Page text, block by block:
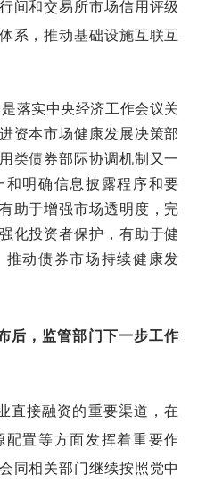
间和交易所市场信用评级
系，推动基础设施互联互
落实中央经济工作会议关
资本市场健康发展决策部
类债券部际协调机制又一
和明确信息披露程序和要
助于增强市场透明度，完
化投资者保护，有助于健
动债券市场持续健康发
后，监管部门下一步工作
直接融资的重要渠道，在
置等方面发挥着重要作
同相关部门继续按照党中